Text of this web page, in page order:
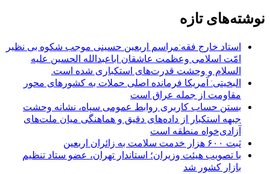
نوشته‌های تازه
استاد خارج فقه:مراسم اربعین حسینی موجب شکوه بی نظیر
امّت اسلامی وعظمت عاشقان اباعبدالله الحسین علیه
السلام و وحشت قدرت‌های استکباری شده است.
البخیتی: آمریکا فرمانده اصلی حملات به کشورهای محور
مقاومت از جمله عراق است
بستن حساب کاربری روابط عمومی سپاه، نشانه‌ وحشت
جبهه استکبار از داده‌های دقیق و هماهنگی میان ملت‌های
آزادی‌خواه منطقه است
ثبت ۶۰۰ هزار خدمت سلامت به زائران اربعین
با تصویب هیئت وزیران؛ استاندار تهران، عضو ستاد تنظیم
بازار کشور شد